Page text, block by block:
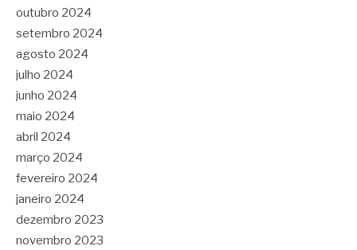
outubro 2024
setembro 2024
agosto 2024
julho 2024
junho 2024
maio 2024
abril 2024
março 2024
fevereiro 2024
janeiro 2024
dezembro 2023
novembro 2023